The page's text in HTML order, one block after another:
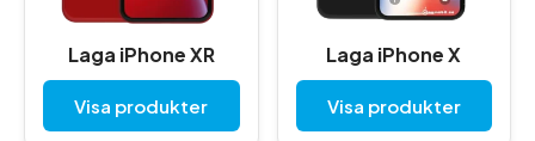
Laga iPhone XR
Visa produkter
Laga iPhone X
Visa produkter